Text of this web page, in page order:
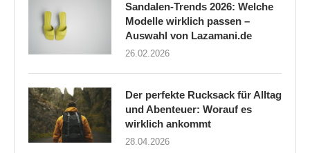
Sandalen-Trends 2026: Welche
Modelle wirklich passen –
Auswahl von Lazamani.de
26.02.2026
Der perfekte Rucksack für Alltag
und Abenteuer: Worauf es
wirklich ankommt
28.04.2026